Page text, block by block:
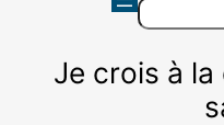
Je crois à